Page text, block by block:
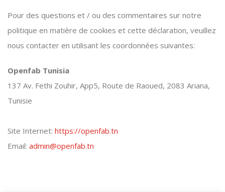
Pour des questions et / ou des commentaires sur notre
politique en matière de cookies et cette déclaration, veuillez
nous contacter en utilisant les coordonnées suivantes:
Openfab Tunisia
137 Av. Fethi Zouhir, App5, Route de Raoued, 2083 Ariana,
Tunisie
Site Internet: https://openfab.tn
Email: admin@openfab.tn